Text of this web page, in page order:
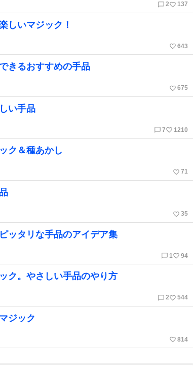
chat_bubble_outline 2favorite_border 137
しいマジック！
favorite_border 643
きるおすすめの手品
favorite_border 675
い手品
chat_bubble_outline 7favorite_border 1210
ク＆種あかし
favorite_border 71
favorite_border 35
ッタリな手品のアイデア集
chat_bubble_outline 1 favorite_border 94
ク。やさしい手品のやり方
chat_bubble_outline 2favorite_border 544
ジック
favorite_border 814